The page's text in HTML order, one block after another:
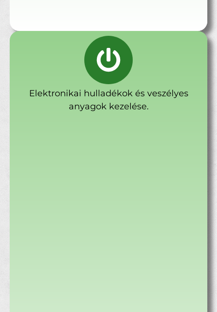
Elektronikai hulladékok és veszélyes
anyagok kezelése.